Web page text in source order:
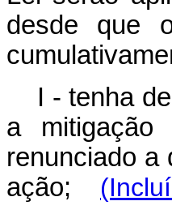
desde que
I - tenha
a mitigação
renunciado a
ação;